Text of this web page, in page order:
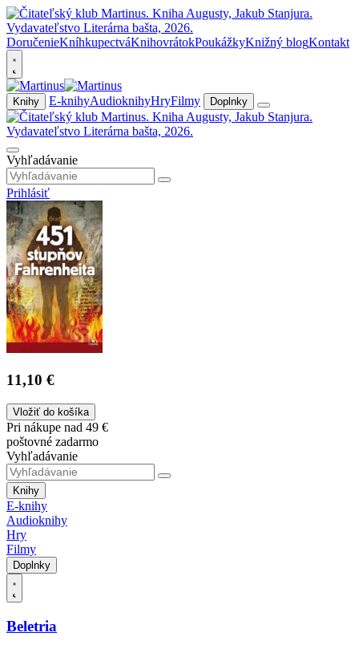
DoručenieKníhkupectváKnihovrátokPoukážkyKnižný blogKontakt
Knihy E-knihyAudioknihyHryFilmy Doplnky
Vyhľadávanie
Prihlásiť
11,10 €
Vložiť do košíka
Pri nákupe nad 49 €
poštovné zadarmo
Vyhľadávanie
Knihy
E-knihy
Audioknihy
Hry
Filmy
Doplnky
Beletria